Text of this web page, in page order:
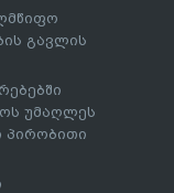
გავლის
უმაღლეს
პირობითი